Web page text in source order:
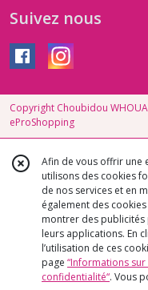
Suivez nous
Copyright Choubidou
eProShopping
Afin de vous offrir une
utilisons des cookies
de nos services et en
également des
montrer des publicités
leurs applications. En
l’utilisation de ces
page “Informations sur
confidentialité“. Vous